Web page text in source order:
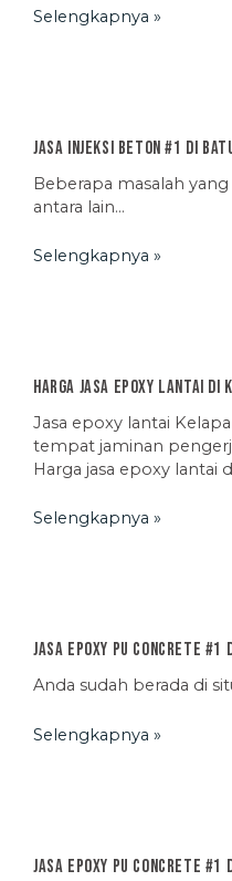
Selengkapnya »
Jasa Injeksi Beton #1 di
Beberapa masalah
antara lain…
Selengkapnya »
Harga Jasa Epoxy Lantai di
Jasa epoxy lantai
tempat jaminan
Harga jasa epoxy lantai
Selengkapnya »
Jasa Epoxy PU Concrete #1
Anda sudah berada di
Selengkapnya »
Jasa Epoxy PU Concrete #1